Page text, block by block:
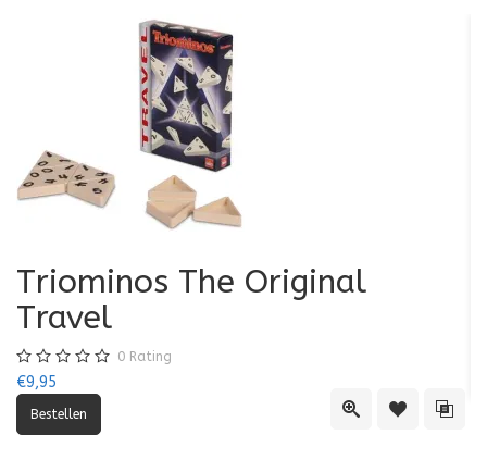
Quick ViewToevoegen
Triominos The Original
Travel
0 Rating
€9,95